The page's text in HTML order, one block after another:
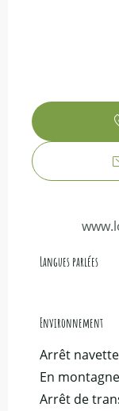
Langues parlées
Langues parlées
Environnement
Environnement
Arrêt
En montagne
Arrêt de